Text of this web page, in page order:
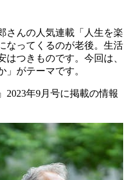
さんの人気連載「人生を楽
なってくるのが老後。生活
つきものです。今回は、
」がテーマです。
2023年9月号に掲載の情報